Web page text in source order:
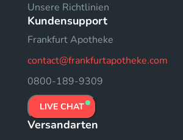
Unsere Richtlinien
Kundensupport
Frankfurt Apotheke
contact@frankfurtapotheke.com
0800-189-9309
LIVE CHAT
Versandarten